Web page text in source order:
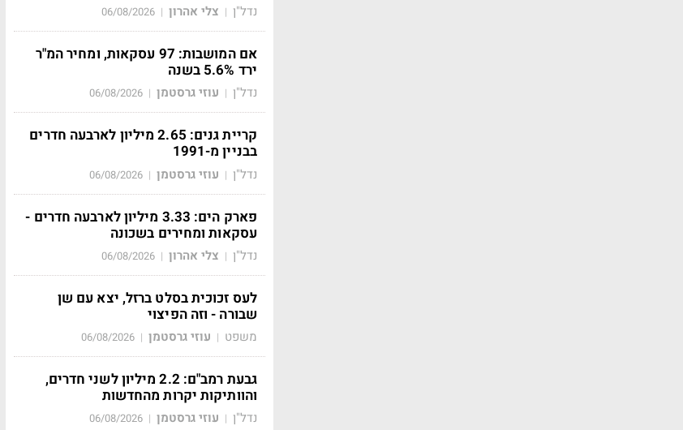
נדל"ן | צלי אהרון |
06/08/2026
אם המושבות: 97 עסקאות, ומחיר המ"ר
ירד 5.6% בשנה
נדל"ן | עוזי גרסטמן |
06/08/2026
קריית גנים: 2.65 מיליון לארבעה חדרים
בבניין מ-1991
נדל"ן | עוזי גרסטמן |
06/08/2026
פארק הים: 3.33 מיליון לארבעה חדרים -
עסקאות ומחירים בשכונה
נדל"ן | צלי אהרון |
06/08/2026
לעס זכוכית בסלט ברזל, יצא עם שן
שבורה - וזה הפיצוי
משפט | עוזי גרסטמן |
06/08/2026
גבעת רמב"ם: 2.2 מיליון לשני חדרים,
והוותיקות יקרות מהחדשות
נדל"ן | עוזי גרסטמן |
06/08/2026